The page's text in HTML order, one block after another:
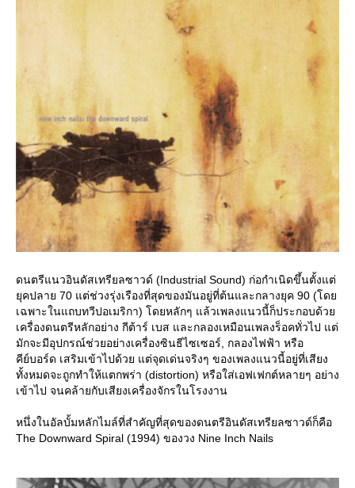
ดนตรีแนวอินดัสเทรียลซาวด์ (Industrial Sound) ก่อกำเนิดขึ้นตั้งแต่
ุคปลาย 70 แต่ช่วงรุ่งเรืองที่สุดของมันอยู่ที่ต้นและกลางยุค 90 (โด
เฉพาะในแถบทวีปอเมริกา) โดยหลักๆ แล้วเพลงแนวนี้ก็ประกอบด้ว
เครื่องดนตรีหลักอย่าง กีต้าร์ เบส และกลองเหมือนเพลงร็อคทั่วไป แต่
มักจะมีอุปกรณ์ช่วยอย่างเครื่องซินธีไซเซอร์, กลองไฟฟ้า หรือ
คีย์บอร์ด เสริมเข้าไปด้วย แต่จุดเด่นจริงๆ ของเพลงแนวนี้อยู่ที่เสียง
ทั้งหมดจะถูกทำให้แตกพร่า (distortion) หรือใส่เอฟเฟกต์หลายๆ อย่าง
เข้าไป จนคล้ายกับเสียงเครื่องจักรในโรงงาน
หนึ่งในอัลบั้มหลักไมล์ที่สำคัญที่สุดของดนตรีอินดัสเทรียลซาวด์ก็คือ
The Downward Spiral (1994) ของวง Nine Inch Nails